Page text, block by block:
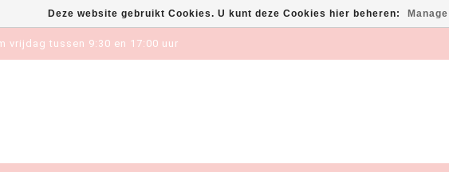
vrijdag tussen 9:30 en 17:00 uur
Deze website gebruikt Cookies. U kunt deze Cookies hier beheren: